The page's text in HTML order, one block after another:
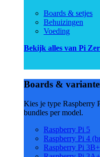
Boards & setjes
Behuizingen
Voeding
Bekijk alles van Pi
Boards &
Kies je type Raspberry
bundles per model.
Raspberry Pi 5
Raspberry Pi 4
Raspberry Pi 3B+